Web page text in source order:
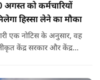
को कर्मचारियों
हिस्सा लेने का मौका
एक नोटिस के अनुसार, वह
केंद्र सरकार और केंद्र